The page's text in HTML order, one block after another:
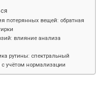
потерянных вещей: обратная
влияние анализа
рутины: спектральный
учётом нормализации